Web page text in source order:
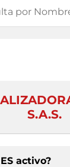
S.A.S.
activo?